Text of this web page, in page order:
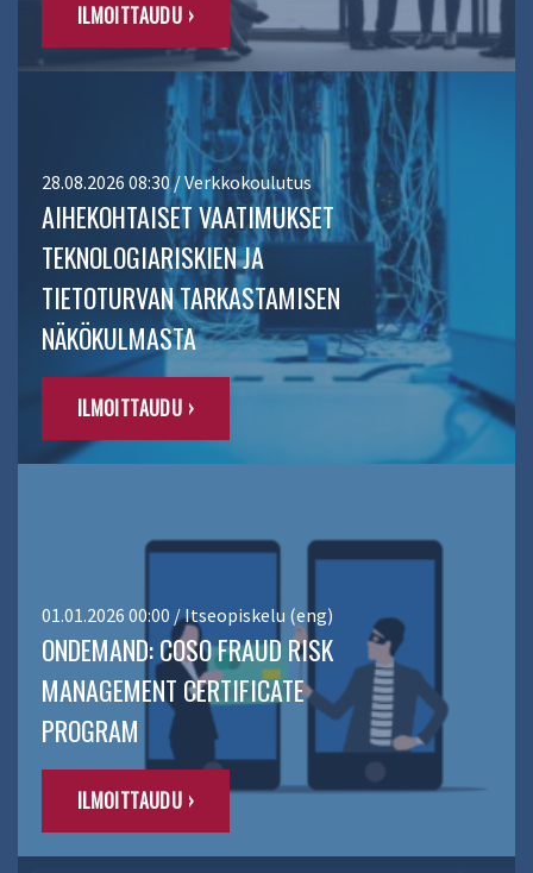
ILMOITTAUDU ›
28.08.2026 08:30 / Verkkokoulutus
AIHEKOHTAISET VAATIMUKSET
TEKNOLOGIARISKIEN JA
TIETOTURVAN TARKASTAMISEN
NÄKÖKULMASTA
ILMOITTAUDU ›
01.01.2026 00:00 / Itseopiskelu (eng)
ONDEMAND: COSO FRAUD RISK
MANAGEMENT CERTIFICATE
PROGRAM
ILMOITTAUDU ›